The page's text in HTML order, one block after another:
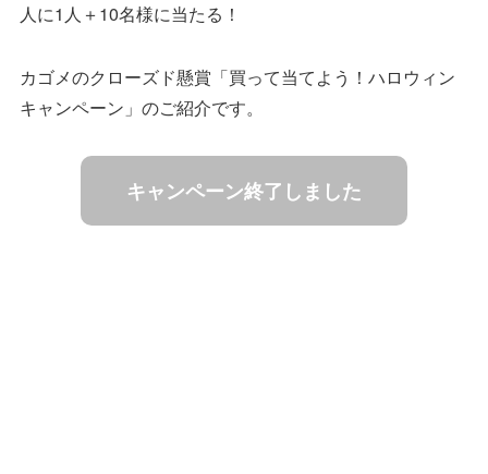
人に1人＋10名様に当たる！
カゴメのクローズド懸賞「買って当てよう！ハロウィン
キャンペーン」のご紹介です。
キャンペーン終了しました